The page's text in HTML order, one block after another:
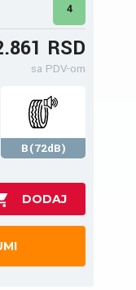
4
RSD
sa PDV-om
B(72dB)